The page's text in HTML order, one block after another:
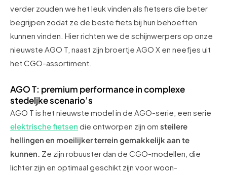
verder zouden we het leuk vinden als fietsers die beter
begrijpen zodat ze de beste fiets bij hun behoeften
kunnen vinden. Hier richten we de schijnwerpers op onze
nieuwste AGO T, naast zijn broertje AGO X en neefjes uit
het CGO-assortiment.
AGO T: premium performance in complexe
stedeljke scenario’s
AGO T is het nieuwste model in de AGO-serie, een serie
elektrische fietsen die ontworpen zijn om steilere
hellingen en moeilijker terrein gemakkelijk aan te
kunnen. Ze zijn robuuster dan de CGO-modellen, die
lichter zijn en optimaal geschikt zijn voor woon-